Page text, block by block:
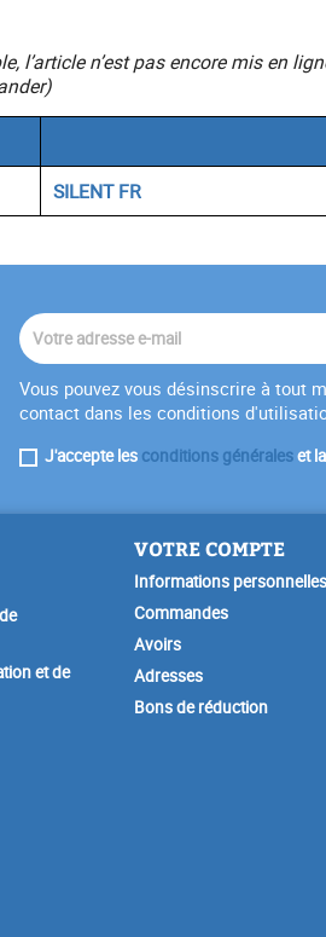
l’article n’est pas encore mis en
SILENT FR
Vous pouvez vous désinscrire à tout
contact dans les conditions
J'accepte les conditions généraleset la
et de
VOTRE COMPTE
Informations personnelles
Commandes
Avoirs
Adresses
Bons de réduction